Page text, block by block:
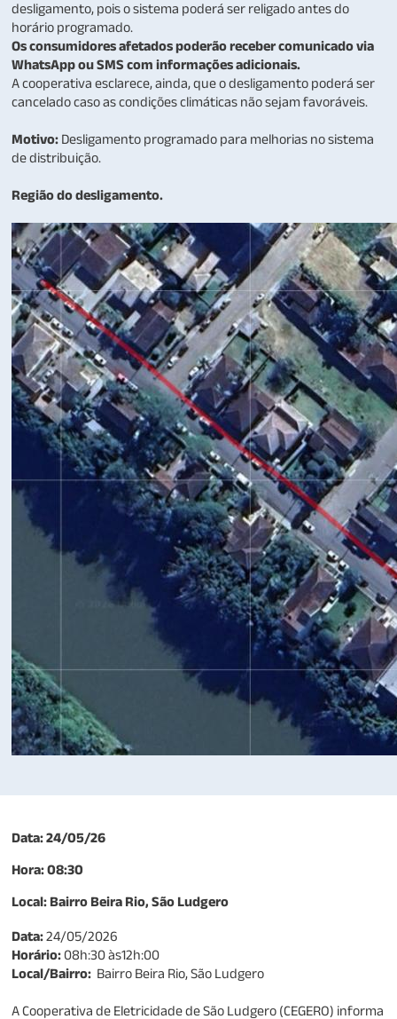
desligamento, pois o sistema poderá ser religado antes do
horário programado.
Os consumidores afetados poderão receber comunicado via
WhatsApp ou SMS com informações adicionais.
A cooperativa esclarece, ainda, que o desligamento poderá ser
cancelado caso as condições climáticas não sejam favoráveis.
Motivo: Desligamento programado para melhorias no sistema
de distribuição.
Região do desligamento.
Data: 24/05/26
Hora: 08:30
Local: Bairro Beira Rio, São Ludgero
Data:24/05/2026
Horário:08h:30 às12h:00
Local/Bairro: Bairro Beira Rio, São Ludgero
A Cooperativa de Eletricidade de São Ludgero (CEGERO) informa